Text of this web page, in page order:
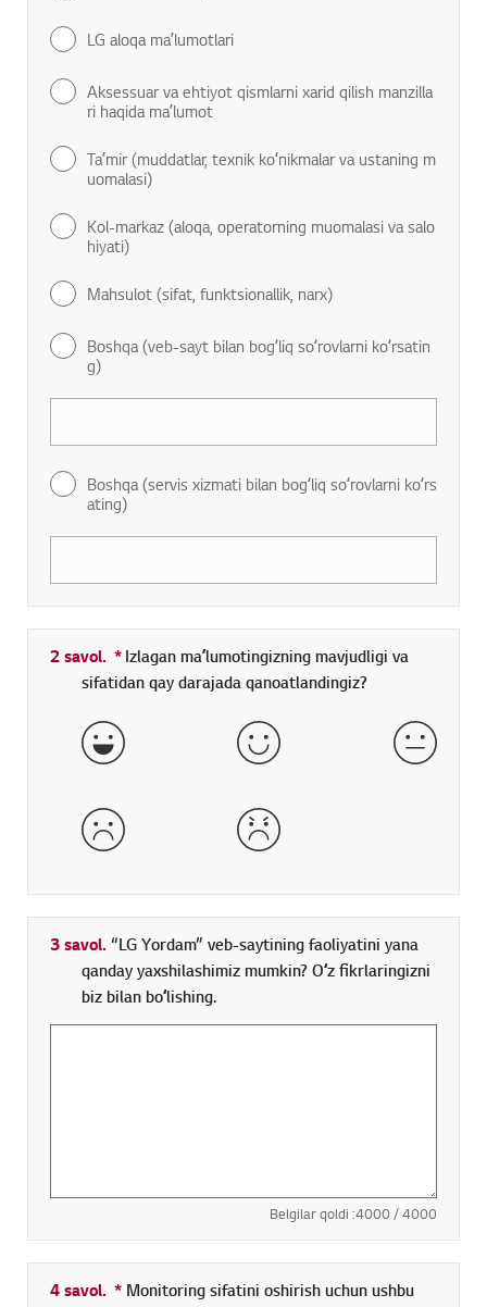
LG aloqa maʼlumotlari
Aksessuar va ehtiyot qismlarni xarid qilish manzilla
ri haqida maʼlumot
Taʼmir (muddatlar, texnik koʻnikmalar va ustaning m
uomalasi)
Kol-markaz (aloqa, operatorning muomalasi va salo
hiyati)
Mahsulot (sifat, funktsionallik, narx)
Boshqa (veb-sayt bilan bogʻliq soʻrovlarni koʻrsatin
g)
Boshqa (servis xizmati bilan bogʻliq soʻrovlarni koʻrs
ating)
2 savol. *Toʻldirish shart boʻlgan maydon
Izlagan maʼlumotingizning mavjudligi va
sifatidan qay darajada qanoatlandingiz?
aʼlo yaxshi
yomon juda yomon
3 savol.“LG Yordam” veb-saytining faoliyatini yana
qanday yaxshilashimiz mumkin? Oʻz fikrlaringizni
biz bilan boʻlishing.
Belgilar qoldi :4000/ 4000
4 savol. * Toʻldirish shart boʻlgan maydon
Monitoring sifatini oshirish uchun ushbu